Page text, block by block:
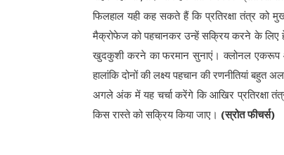
फिलहाल यही कह सकते हैं कि प्रतिरक्षा तंत्र को
मैक्रोफेज को पहचानकर उन्हें सक्रिय करने के लिए
खुदकुशी करने का फरमान सुनाएं। क्लोनल एकरूप और
हालांकि दोनों की लक्ष्य पहचान की रणनीतियां बहुत
अगले अंक में यह चर्चा करेंगे कि आखिर प्रतिरक्षा
किस रास्ते को सक्रिय किया जाए। (स्रोत फीचर्स)